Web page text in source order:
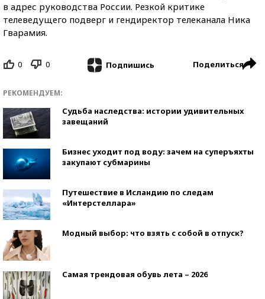
в адрес руководства России. Резкой критике
телеведущего подверг и гендиректор телеканала Ника
Гварамия.
0 0 Подпишись Поделиться
РЕКОМЕНДУЕМ:
Судьба наследства: истории удивительных
завещаний
Бизнес уходит под воду: зачем на суперъяхты
закупают субмарины
Путешествие в Исландию по следам
«Интерстеллара»
Модный выбор: что взять с собой в отпуск?
Самая трендовая обувь лета – 2026